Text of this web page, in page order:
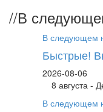
//В
В следующем
Быстрые!
2026-08-06
8 августа -
В следующем